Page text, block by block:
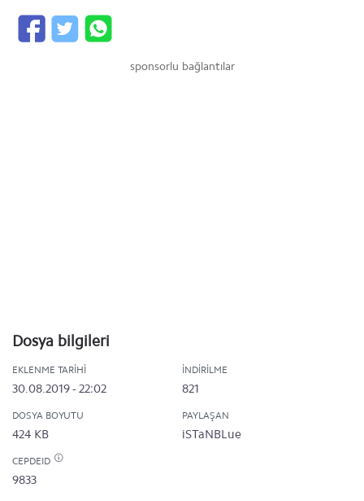
sponsorlu bağlantılar
Dosya bilgileri
EKLENME TARIHI
30.08.2019 - 22:02
İNDIRILME
821
DOSYA BOYUTU
424 KB
PAYLAŞAN
iSTaNBLue
CEPDEID
9833